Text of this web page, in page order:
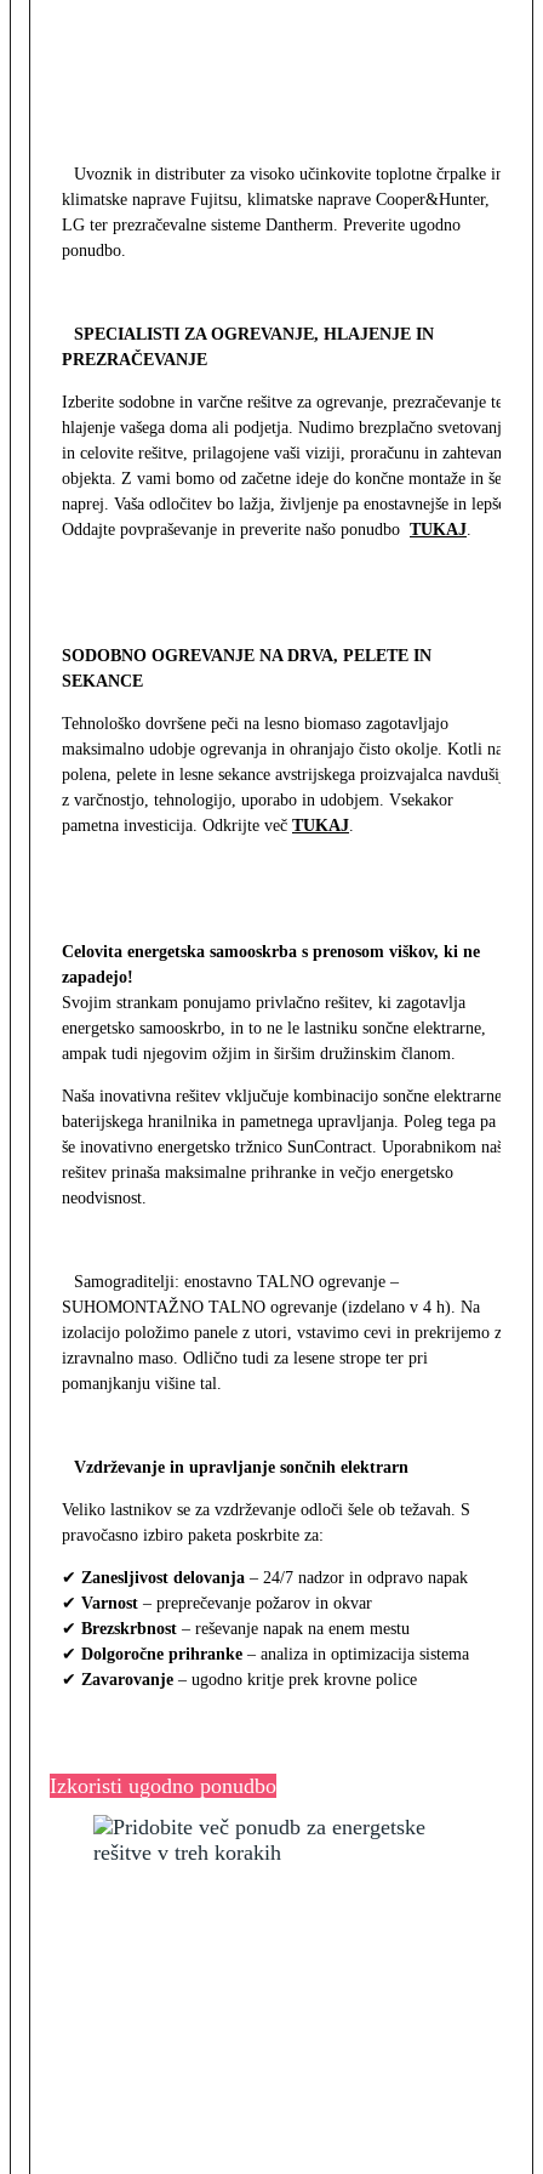
Uvoznik in distributer za visoko učinkovite toplotne črpalke in
klimatske naprave Fujitsu, klimatske naprave Cooper&Hunter,
LG ter prezračevalne sisteme Dantherm. Preverite ugodno
ponudbo.
SPECIALISTI ZA OGREVANJE, HLAJENJE IN
PREZRAČEVANJE
Izberite sodobne in varčne rešitve za ogrevanje, prezračevanje ter
hlajenje vašega doma ali podjetja. Nudimo brezplačno svetovanje
in celovite rešitve, prilagojene vaši viziji, proračunu in zahtevam
objekta. Z vami bomo od začetne ideje do končne montaže in še
naprej. Vaša odločitev bo lažja, življenje pa enostavnejše in lepše.
Oddajte povpraševanje in preverite našo ponudbo TUKAJ.
SODOBNO OGREVANJE NA DRVA, PELETE IN
SEKANCE
Tehnološko dovršene peči na lesno biomaso zagotavljajo
maksimalno udobje ogrevanja in ohranjajo čisto okolje. Kotli na
polena, pelete in lesne sekance avstrijskega proizvajalca navdušijo
z varčnostjo, tehnologijo, uporabo in udobjem. Vsekakor
pametna investicija. Odkrijte več TUKAJ.
Celovita energetska samooskrba s prenosom viškov, ki ne
zapadejo!
Svojim strankam ponujamo privlačno rešitev, ki zagotavlja
energetsko samooskrbo, in to ne le lastniku sončne elektrarne,
ampak tudi njegovim ožjim in širšim družinskim članom.
Naša inovativna rešitev vključuje kombinacijo sončne elektrarne,
baterijskega hranilnika in pametnega upravljanja. Poleg tega pa
še inovativno energetsko tržnico SunContract. Uporabnikom naša
rešitev prinaša maksimalne prihranke in večjo energetsko
neodvisnost.
Samograditelji: enostavno TALNO ogrevanje –
SUHOMONTAŽNO TALNO ogrevanje (izdelano v 4 h). Na
izolacijo položimo panele z utori, vstavimo cevi in prekrijemo z
izravnalno maso. Odlično tudi za lesene strope ter pri
pomanjkanju višine tal.
Vzdrževanje in upravljanje sončnih elektrarn
Veliko lastnikov se za vzdrževanje odloči šele ob težavah. S
pravočasno izbiro paketa poskrbite za:
✔ Zanesljivost delovanja – 24/7 nadzor in odpravo napak
✔ Varnost – preprečevanje požarov in okvar
✔ Brezskrbnost – reševanje napak na enem mestu
✔ Dolgoročne prihranke – analiza in optimizacija sistema
✔ Zavarovanje – ugodno kritje prek krovne police
Izkoristi ugodno ponudbo